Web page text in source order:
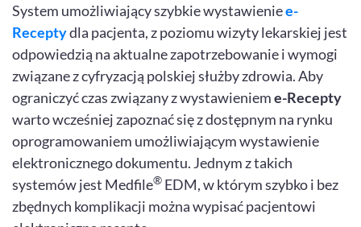
System umożliwiający szybkie wystawieniee-
Receptydla pacjenta, z poziomu wizyty lekarskiej jest
odpowiedzią na aktualne zapotrzebowanie i wymogi
związane z cyfryzacją polskiej służby zdrowia. Aby
ograniczyć czas związany z wystawienieme-Recepty
warto wcześniej zapoznać się z dostępnym na rynku
oprogramowaniem umożliwiającym wystawienie
elektronicznego dokumentu. Jednym z takich
systemów jest Medfile® EDM, w którym szybko i bez
zbędnych komplikacji można wypisać pacjentowi